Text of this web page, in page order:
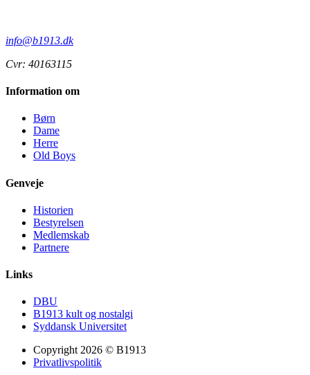
info@b1913.dk
Cvr: 40163115
Information om
Børn
Dame
Herre
Old Boys
Genveje
Historien
Bestyrelsen
Medlemskab
Partnere
Links
DBU
B1913 kult og nostalgi
Syddansk Universitet
Copyright 2026 © B1913
Privatlivspolitik